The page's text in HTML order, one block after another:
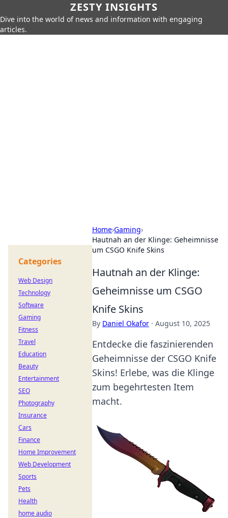
ZESTY INSIGHTS
Dive into the world of news and information with engaging
articles.
Home›Gaming›
Hautnah an der Klinge: Geheimnisse
um CSGO Knife Skins
Hautnah an der Klinge:
Geheimnisse um CSGO
Knife Skins
By Daniel Okafor · August 10, 2025
Entdecke die faszinierenden
Geheimnisse der CSGO Knife
Skins! Erlebe, was die Klinge
zum begehrtesten Item
macht.
Categories
Web Design
Technology
Software
Gaming
Fitness
Travel
Education
Beauty
Entertainment
SEO
Photography
Insurance
Cars
Finance
Home Improvement
Web Development
Sports
Pets
Health
home audio